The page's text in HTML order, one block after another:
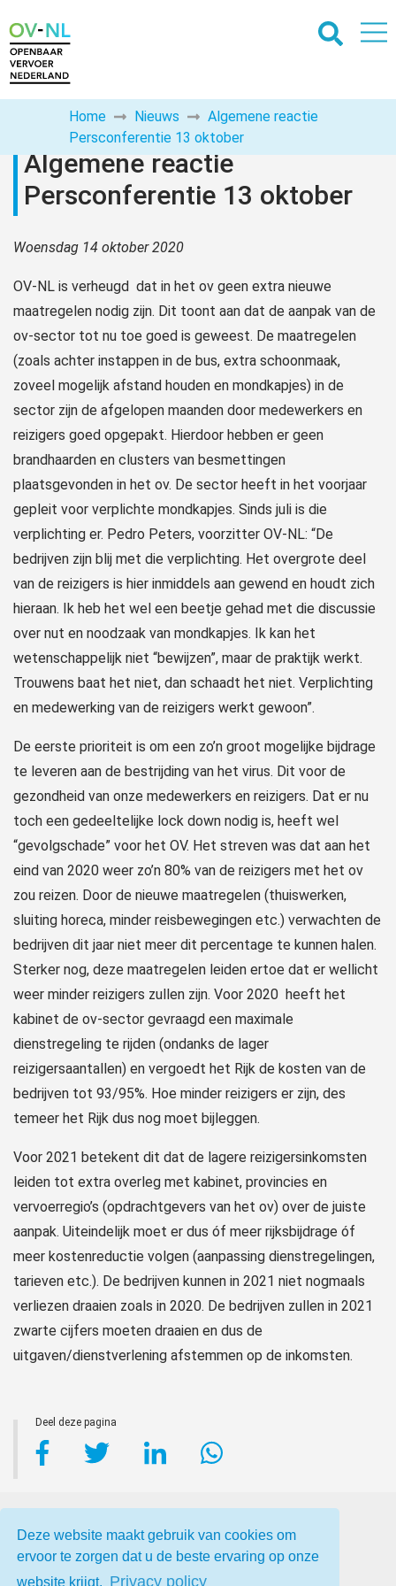
Deze website maakt gebruik van cookies om
ervoor te zorgen dat u de beste ervaring op onze
website krijgt. Privacy policy
Home Nieuws
Algemene reactie
Persconferentie 13 oktober
Algemene reactie
Persconferentie 13 oktober
Woensdag 14 oktober 2020
OV-NL is verheugd dat in het ov geen extra nieuwe
maatregelen nodig zijn. Dit toont aan dat de aanpak van de
ov-sector tot nu toe goed is geweest. De maatregelen
(zoals achter instappen in de bus, extra schoonmaak,
zoveel mogelijk afstand houden en mondkapjes) in de
sector zijn de afgelopen maanden door medewerkers en
reizigers goed opgepakt. Hierdoor hebben er geen
brandhaarden en clusters van besmettingen
plaatsgevonden in het ov. De sector heeft in het voorjaar
gepleit voor verplichte mondkapjes. Sinds juli is die
verplichting er. Pedro Peters, voorzitter OV-NL: “De
bedrijven zijn blij met die verplichting. Het overgrote deel
van de reizigers is hier inmiddels aan gewend en houdt zich
hieraan. Ik heb het wel een beetje gehad met die discussie
over nut en noodzaak van mondkapjes. Ik kan het
wetenschappelijk niet “bewijzen”, maar de praktijk werkt.
Trouwens baat het niet, dan schaadt het niet. Verplichting
en medewerking van de reizigers werkt gewoon”.
De eerste prioriteit is om een zo’n groot mogelijke bijdrage
te leveren aan de bestrijding van het virus. Dit voor de
gezondheid van onze medewerkers en reizigers. Dat er nu
toch een gedeeltelijke lock down nodig is, heeft wel
“gevolgschade” voor het OV. Het streven was dat aan het
eind van 2020 weer zo’n 80% van de reizigers met het ov
zou reizen. Door de nieuwe maatregelen (thuiswerken,
sluiting horeca, minder reisbewegingen etc.) verwachten de
bedrijven dit jaar niet meer dit percentage te kunnen halen.
Sterker nog, deze maatregelen leiden ertoe dat er wellicht
weer minder reizigers zullen zijn. Voor 2020 heeft het
kabinet de ov-sector gevraagd een maximale
dienstregeling te rijden (ondanks de lager
reizigersaantallen) en vergoedt het Rijk de kosten van de
bedrijven tot 93/95%. Hoe minder reizigers er zijn, des
temeer het Rijk dus nog moet bijleggen.
Voor 2021 betekent dit dat de lagere reizigersinkomsten
leiden tot extra overleg met kabinet, provincies en
vervoerregio’s (opdrachtgevers van het ov) over de juiste
aanpak. Uiteindelijk moet er dus óf meer rijksbijdrage óf
meer kostenreductie volgen (aanpassing dienstregelingen,
tarieven etc.). De bedrijven kunnen in 2021 niet nogmaals
verliezen draaien zoals in 2020. De bedrijven zullen in 2021
zwarte cijfers moeten draaien en dus de
uitgaven/dienstverlening afstemmen op de inkomsten.
Deel deze pagina